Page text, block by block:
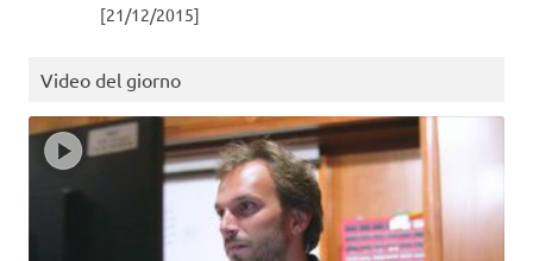
[21/12/2015]
Video del giorno